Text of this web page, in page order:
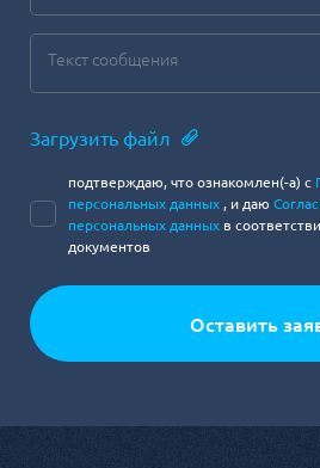
Загрузить файл
подтверждаю, что ознакомлен(-а) с
персональных данных , и даю
персональных данных в
документов
Оставить